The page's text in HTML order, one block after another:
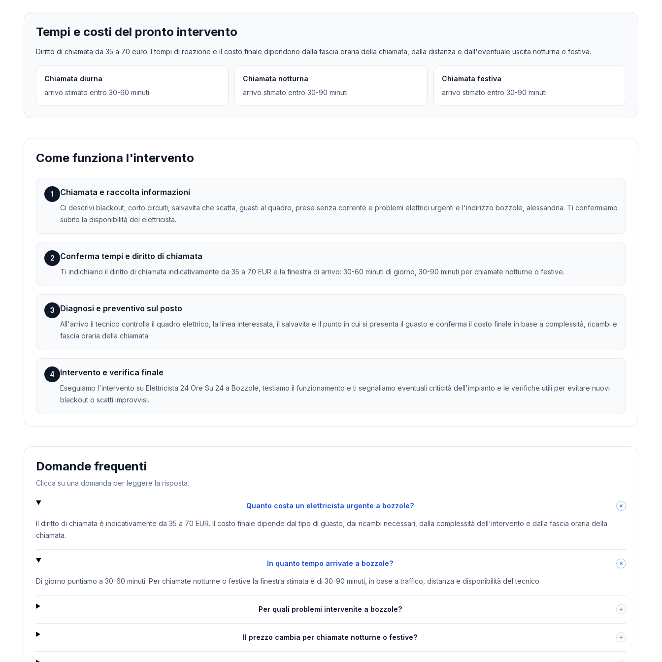
Tempi e costi del pronto intervento
Diritto di chiamata da 35 a 70 euro. I tempi di reazione e il costo finale dipendono dalla fascia oraria della chiamata, dalla distanza e dall'eventuale uscita notturna o festiva.
Chiamata diurna
arrivo stimato entro 30-60 minuti
Chiamata notturna
arrivo stimato entro 30-90 minuti
Chiamata festiva
arrivo stimato entro 30-90 minuti
Come funziona l'intervento
1 Chiamata e raccolta informazioni
Ci descrivi blackout, corto circuiti, salvavita che scatta, guasti al quadro, prese senza corrente e problemi elettrici urgenti e l'indirizzo bozzole, alessandria. Ti confermiamo
subito la disponibilità del elettricista.
2 Conferma tempi e diritto di chiamata
Ti indichiamo il diritto di chiamata indicativamente da 35 a 70 EUR e la finestra di arrivo: 30-60 minuti di giorno, 30-90 minuti per chiamate notturne o festive.
3 Diagnosi e preventivo sul posto
All'arrivo il tecnico controlla il quadro elettrico, la linea interessata, il salvavita e il punto in cui si presenta il guasto e conferma il costo finale in base a complessità, ricambi e
fascia oraria della chiamata.
4 Intervento e verifica finale
Eseguiamo l'intervento su Elettricista 24 Ore Su 24 a Bozzole, testiamo il funzionamento e ti segnaliamo eventuali criticità dell'impianto e le verifiche utili per evitare nuovi
blackout o scatti improvvisi.
Domande frequenti
Clicca su una domanda per leggere la risposta.
Quanto costa un elettricista urgente a bozzole?
Il diritto di chiamata è indicativamente da 35 a 70 EUR. Il costo finale dipende dal tipo di guasto, dai ricambi necessari, dalla complessità dell'intervento e dalla fascia oraria della
chiamata.
In quanto tempo arrivate a bozzole?
Di giorno puntiamo a 30-60 minuti. Per chiamate notturne o festive la finestra stimata è di 30-90 minuti, in base a traffico, distanza e disponibilità del tecnico.
Per quali problemi intervenite a bozzole?
Il prezzo cambia per chiamate notturne o festive?